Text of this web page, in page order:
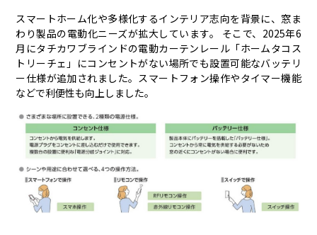
スマートホーム化や多様化するインテリア志向を背景に、窓ま
わり製品の電動化ニーズが拡大しています。 そこで、2025年6
月にタチカワブラインドの電動カーテンレール「ホームタコス
トリーチェ」にコンセントがない場所でも設置可能なバッテリ
ー仕様が追加されました。スマートフォン操作やタイマー機能
などで利便性も向上しました。